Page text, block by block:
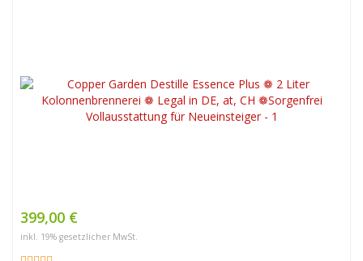
399,00 €
inkl. 19% gesetzlicher MwSt.